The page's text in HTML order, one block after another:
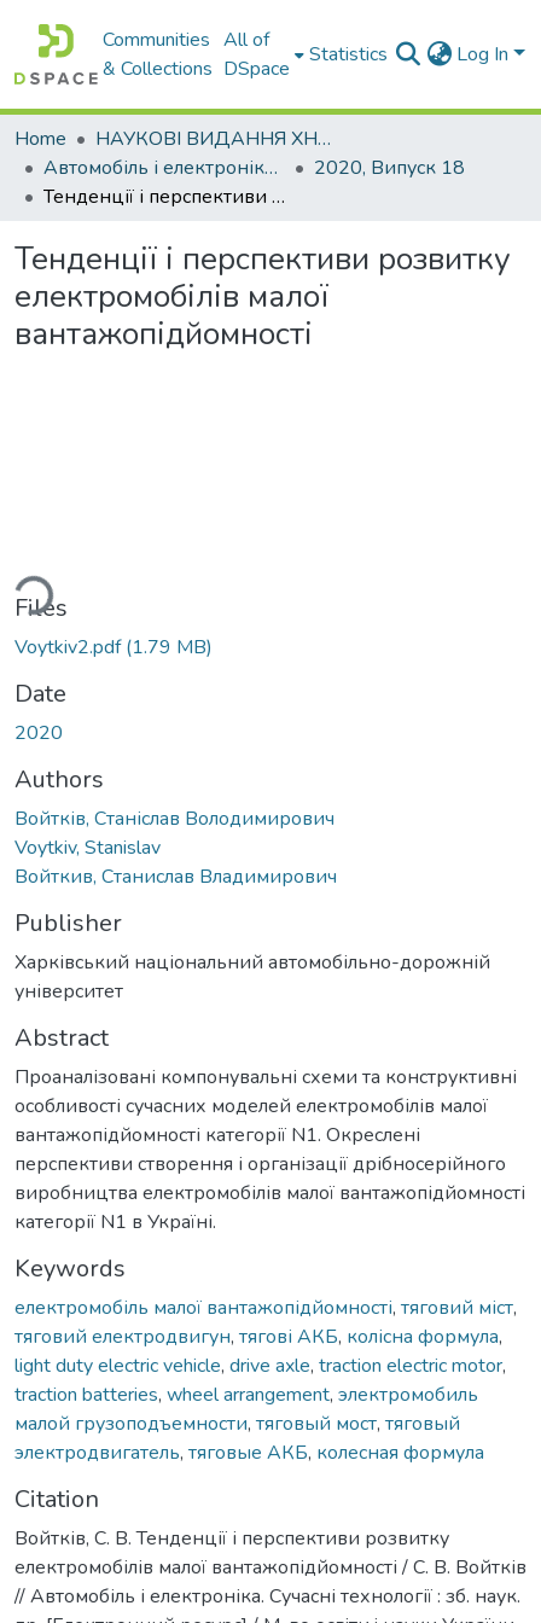
Communities
& Collections
All of
DSpace
Statistics Log In
Home
НАУКОВІ ВИДАННЯ ХНАДУ
Автомобіль і електроніка. Сучасні технології
2020, Випуск 18
Тенденції і перспективи розвитку електромобілів малої вантажопідйомності
Тенденції і перспективи розвитку
електромобілів малої
вантажопідйомності
Files
Voytkiv2.pdf(1.79 MB)
Date
2020
Authors
Войтків, Станіслав Володимирович
Voytkiv, Stanislav
Войткив, Станислав Владимирович
Publisher
Харківський національний автомобільно-дорожній
університет
Abstract
Проаналізовані компонувальні схеми та конструктивні
особливості сучасних моделей електромобілів малої
вантажопідйомності категорії N1. Окреслені
перспективи створення і організації дрібносерійного
виробництва електромобілів малої вантажопідйомності
категорії N1 в Україні.
Keywords
електромобіль малої вантажопідйомності, тяговий міст,
тяговий електродвигун, тягові АКБ, колісна формула,
light duty electric vehicle, drive axle, traction electric motor,
traction batteries, wheel arrangement, электромобиль
малой грузоподъемности, тяговый мост, тяговый
электродвигатель, тяговые АКБ, колесная формула
Citation
Войтків, С. В. Тенденції і перспективи розвитку
електромобілів малої вантажопідйомності / С. В. Войтків
// Автомобіль і електроніка. Сучасні технології : зб. наук.